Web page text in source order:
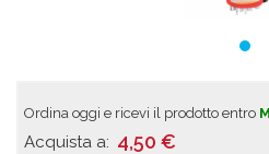
Ordina oggi e ricevi il prodotto entro
Acquista a: 4,50 €